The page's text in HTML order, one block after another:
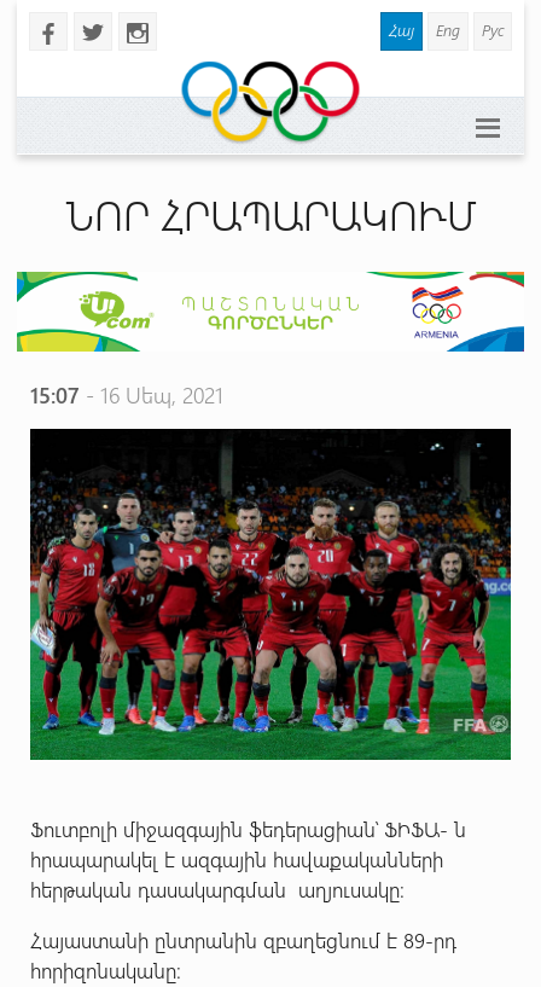
b a x Հայ Eng Рус
ՆՈՐ ՀՐԱՊԱՐԱԿՈՒՄ
15:07 - 16 Սեպ, 2021
Ֆուտբոլի միջազգային ֆեդերացիան՝ ՖԻՖԱ- ն
հրապարակել է ազգային հավաքականների
հերթական դասակարգման աղյուսակը։
Հայաստանի ընտրանին զբաղեցնում է 89-րդ
հորիզոնականը։